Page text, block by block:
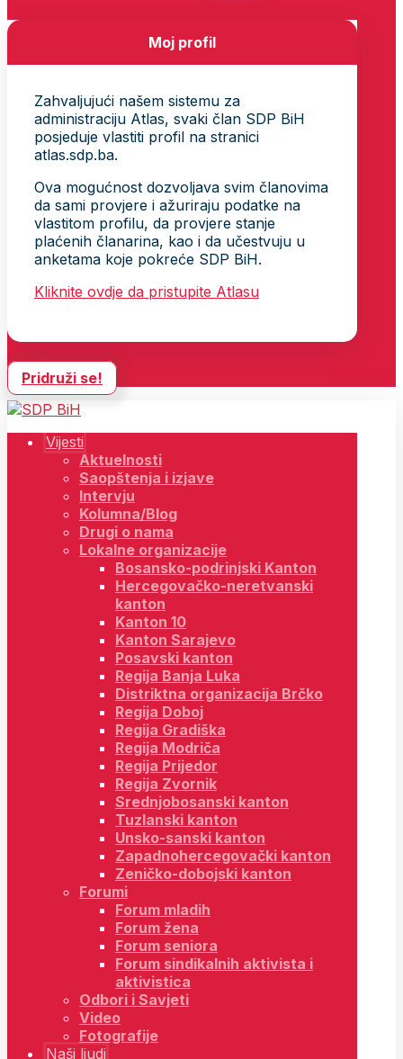
Moj profil
Zahvaljujući našem sistemu za
administraciju Atlas, svaki član SDP BiH
posjeduje vlastiti profil na stranici
atlas.sdp.ba.
Ova mogućnost dozvoljava svim članovima
da sami provjere i ažuriraju podatke na
vlastitom profilu, da provjere stanje
plaćenih članarina, kao i da učestvuju u
anketama koje pokreće SDP BiH.
Kliknite ovdje da pristupite Atlasu
Pridruži se!
Vijesti
Aktuelnosti
Saopštenja i izjave
Intervju
Kolumna/Blog
Drugi o nama
Lokalne organizacije
Bosansko-podrinjski Kanton
Hercegovačko-neretvanski
kanton
Kanton 10
Kanton Sarajevo
Posavski kanton
Regija Banja Luka
Distriktna organizacija Brčko
Regija Doboj
Regija Gradiška
Regija Modriča
Regija Prijedor
Regija Zvornik
Srednjobosanski kanton
Tuzlanski kanton
Unsko-sanski kanton
Zapadnohercegovački kanton
Zeničko-dobojski kanton
Forumi
Forum mladih
Forum žena
Forum seniora
Forum sindikalnih aktivista i
aktivistica
Odbori i Savjeti
Video
Fotografije
Naši ljudi